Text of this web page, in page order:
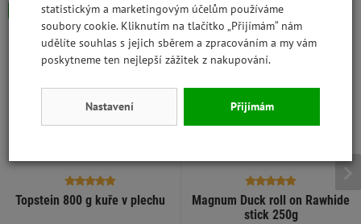
Topstein 800 g kuře v plechu
Skladem
Magnum Duck roll on Rawhide
stick 250g
Skladem Výhodná cena
statistickým a marketingovým účelům používáme
soubory cookie. Kliknutím na tlačítko „Přijímám“ nám
udělíte souhlas s jejich sběrem a zpracováním a my vám
poskytneme ten nejlepší zážitek z nakupování.
Nastavení Přijímám